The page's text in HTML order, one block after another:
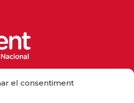
el consentiment